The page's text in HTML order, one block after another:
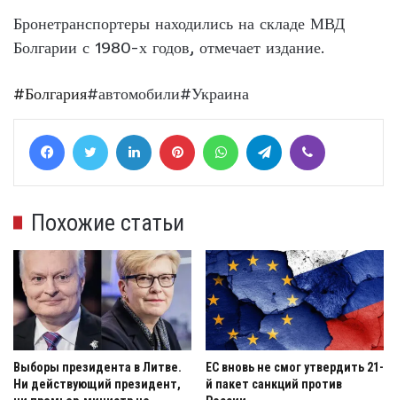
Бронетранспортеры находились на складе МВД
Болгарии с 1980-х годов, отмечает издание.
#Болгария#автомобили#Украина
FacebookTwitter LinkedIn Pinterest WhatsAppTelegram
Похожие статьи
Выборы президента в Литве.
Ни действующий президент,
ЕС вновь не смог утвердить 21-
й пакет санкций против